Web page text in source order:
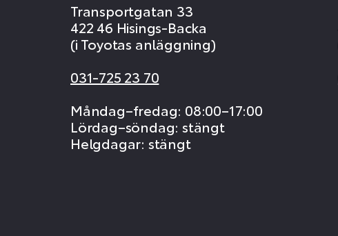
Transportgatan 33
422 46 Hisings-Backa
(i Toyotas anläggning)
031-725 23 70
Måndag–fredag: 08:00–17:00
Lördag–söndag: stängt
Helgdagar: stängt